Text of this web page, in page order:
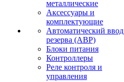
металлические
Аксессуары и
комплектующие
Автоматический ввод
резерва (АВР)
Блоки питания
Контроллеры
Реле контроля и
управления